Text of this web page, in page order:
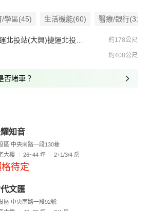
/學區(45) 生活機能(60) 醫療/銀行(31)
站(大興)捷運北投站(大興) 約178公尺
約408公尺
否堵車？
知音
區 中央南路一段130巷
大樓
26~44 坪 2+1/3/4 房
待定
文匯
區 中央南路一段92號